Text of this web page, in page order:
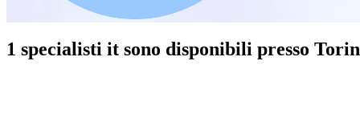
1 specialisti it sono disponibili presso